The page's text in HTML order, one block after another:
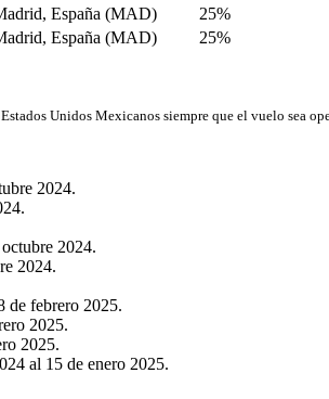
España (MAD)
25%
España (MAD) 25%
Unidos Mexicanos siempre que el vuelo sea
2024.
2024.
2024.
de febrero 2025.
2025.
2025.
al 15 de enero 2025.